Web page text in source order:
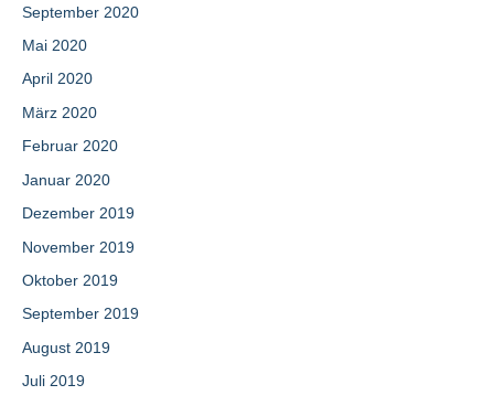
September 2020
Mai 2020
April 2020
März 2020
Februar 2020
Januar 2020
Dezember 2019
November 2019
Oktober 2019
September 2019
August 2019
Juli 2019